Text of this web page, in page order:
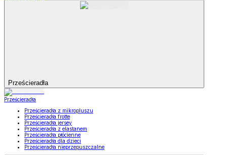
Prześcieradła
Prześcieradła
Prześcieradła z mikropluszu
Prześcieradła frotte
Prześcieradła jersey
Prześcieradła z elastanem
Prześcieradła płócienne
Prześcieradła dla dzieci
Prześcieradła nieprzepuszczalne